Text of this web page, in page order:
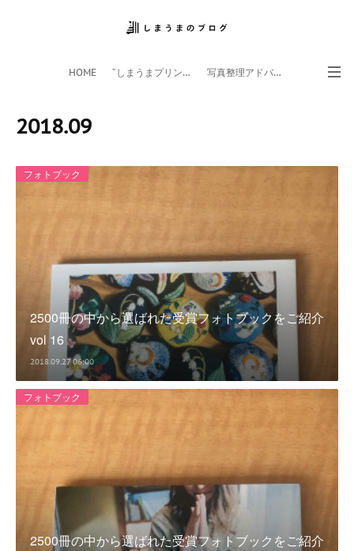
HOME ”しまうまプリント”サイト 写真整理アドバイザー
2018.09
フォトブック
2500冊の中から選ばれた受賞フォトブックをご紹介
vol 16
2018.09.27 06:00
フォトブック
2500冊の中から選ばれた受賞フォトブックをご紹介